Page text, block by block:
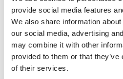
provide social media features
We also share information
our social media, advertising
may combine it with other
provided to them or that
of their services.
Sie haben den
vollen Überblick
über den
Vorgang der
Migration.
Sie haben
Wahl, ob
alle Daten
oder nur